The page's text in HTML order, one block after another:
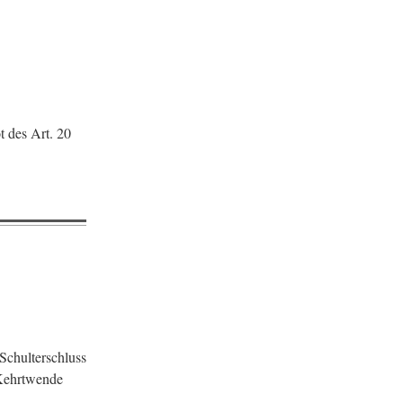
des Art. 20